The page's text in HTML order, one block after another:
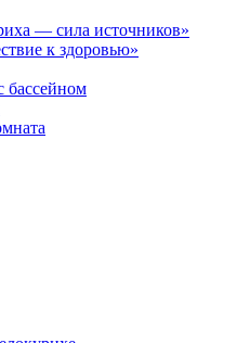
— сила источников»
к здоровью»
бассейном